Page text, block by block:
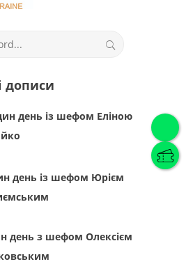
дописи
день із шефом Еліною
день із шефом Юрієм
день з шефом Олексієм